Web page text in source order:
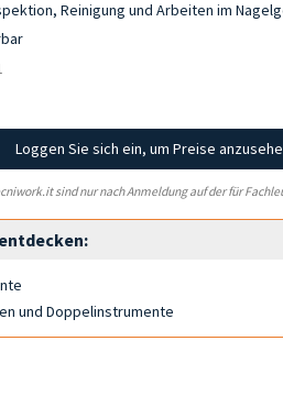
Reinigung und Arbeiten im
Loggen Sie sich ein, um Preise
sind nur nach Anmeldung auf der für
und Doppelinstrumente